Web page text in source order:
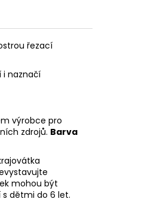
řezací
i naznačí
výrobce pro
zdrojů. Barva
mohou být
s dětmi do 6 let.